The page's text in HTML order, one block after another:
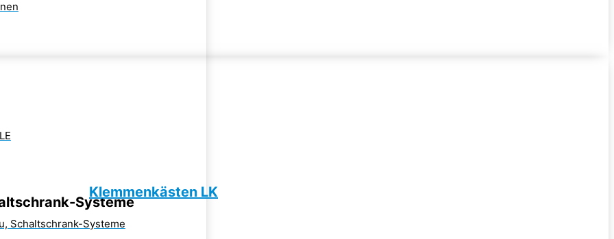
Systeme
Schaltschrank-Systeme
Klemmenkästen LK